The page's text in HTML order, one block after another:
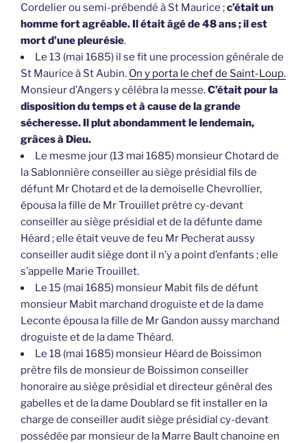
Cordelier ou semi-prébendé à St Maurice ;c’était un
homme fort agréable. Il était âgé de 48 ans ; il est
mort d’une pleurésie.
Le 13 (mai 1685) il se fit une procession générale de
St Maurice à St Aubin. On y porta le chef de Saint-Loup.
Monsieur d’Angers y célébra la messe.C’était pour la
disposition du temps et à cause de la grande
sécheresse. Il plut abondamment le lendemain,
grâces à Dieu.
Le mesme jour (13 mai 1685) monsieur Chotard de
la Sablonnière conseiller au siège présidial fils de
défunt Mr Chotard et de la demoiselle Chevrollier,
épousa la fille de Mr Trouillet prêtre cy-devant
conseiller au siège présidial et de la défunte dame
Héard ; elle était veuve de feu Mr Pecherat aussy
conseiller audit siège dont il n’y a point d’enfants ; elle
s’appelle Marie Trouillet.
Le 15 (mai 1685) monsieur Mabit fils de défunt
monsieur Mabit marchand droguiste et de la dame
Leconte épousa la fille de Mr Gandon aussy marchand
droguiste et de la dame Théard.
Le 18 (mai 1685) monsieur Héard de Boissimon
prêtre fils de monsieur de Boissimon conseiller
honoraire au siège présidial et directeur général des
gabelles et de la dame Doublard se fit installer en la
charge de conseiller audit siège présidial cy-devant
possédée par monsieur de la Marre Bault chanoine en